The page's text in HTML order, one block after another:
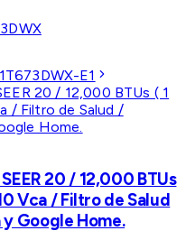
E1
20 / 12,000 BTUs
Vca / Filtro de Salud
Google Home.